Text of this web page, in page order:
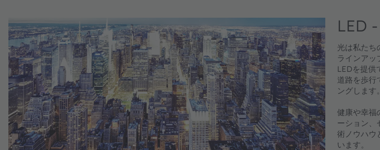
LED
光は私たち
ラインアッ
LEDを提供
道路を歩行
ングします。
健康や幸福
ーション、
術ノウハウ
います。